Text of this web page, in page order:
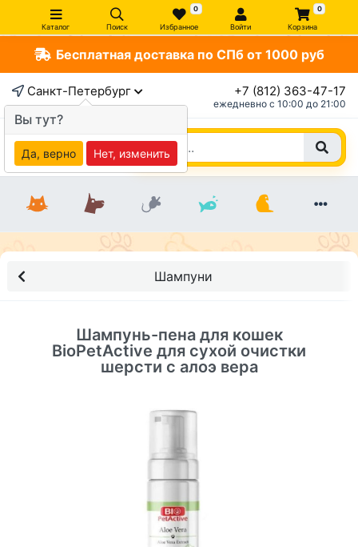
Каталог Поиск
0
Избранное Войти
0
Корзина
Бесплатная доставка по СПб от 1000 руб
Санкт-Петербург +7 (812) 363-47-17
ежедневно c 10:00 до 21:00
Шампуни
Шампунь-пена для кошек
BioPetActive для сухой очистки
шерсти с алоэ вера
Вы тут?
Да, верно Нет, изменить